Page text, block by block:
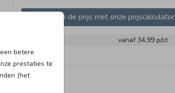
betere
prestaties te
(het
Bereken de prijs met onze prijscalculator
vanaf 34,99 p/st